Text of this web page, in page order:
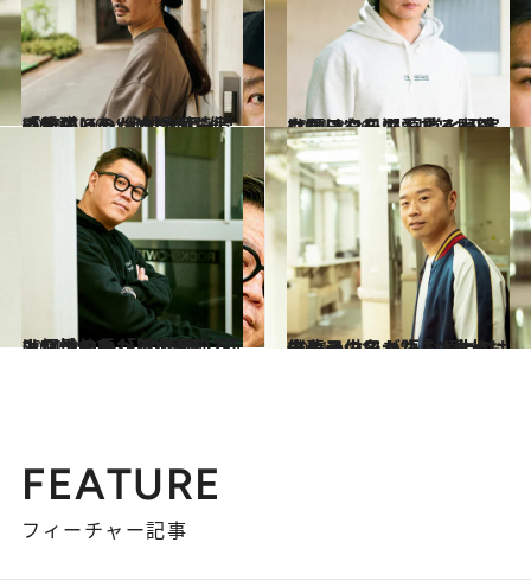
2021.5.20
「俺のほうが立場がちょっと弱い…」 パンサー菅の愛猫との“絶妙な距離感”
カルチャー 2021.3.26
はむはむを溺愛する野田クリスタルの 日常と切実な願い“1日でも長く一緒に”
カルチャー
2021.2.22
シソンヌ長谷川の愛猫2匹は個性的!? 「家族というより手のかかる“同居人”」
カルチャー 2021.1.21
アキナ山名が語る“愛犬おまめとの日々” 「おまめは僕の子供であり、人生の先輩」
カルチャー
FEATURE
フィーチャー記事